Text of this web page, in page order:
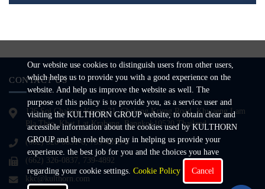
CONTACT US
126 Soi Chalong Krung 31, Chalong Krung Road, Khwaeng Lam
Pla Thio, Khet Lat Krabang, Bangkok10520,Thailand
(662) 326-0831-6, 739-4893-5
(662) 326-0837, 739-4892
kkc@kulthorn.com
Our website use cookies to distinguish users from other users,
which helps us to provide you with a good experience on the
website. And help us improve the website as well. The
purpose of this policy is to provide you, as a service user and
visiting the KULTHORN GROUP website, to obtain clear and
accessible information about the cookies used by KULTHORN
GROUP and the role they play in helping us provide your
experience. the best job for you and the choices you have
regarding your cookie settings.Cookie Policy Cancel